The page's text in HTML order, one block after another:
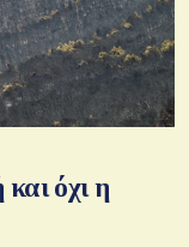
όχι η